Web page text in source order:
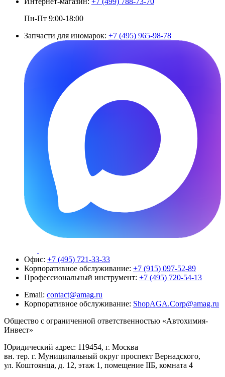
Пн-Пт 9:00-18:00
Запчасти для иномарок: +7 (495) 965-98-78
Офис: +7 (495) 721-33-33
Корпоративное обслуживание: +7 (915) 097-52-89
Профессиональный инструмент: +7 (495) 720-54-13
Email: contact@amag.ru
Корпоративное обслуживание: ShopAGA.Corp@amag.ru
Общество с ограниченной ответственностью «Автохимия-
Инвест»
Юридический адрес: 119454, г. Москва
вн. тер. г. Муниципальный округ проспект Вернадского,
ул. Коштоянца, д. 12, этаж 1, помещение IIБ, комната 4